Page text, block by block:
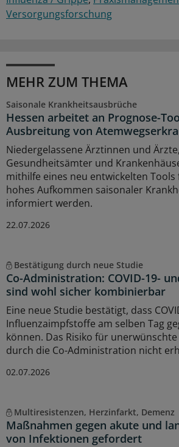
Versorgungsforschung
MEHR ZUM THEMA
Saisonale Krankheitsausbrüche
Hessen arbeitet an Prognose-
Ausbreitung von
Niedergelassene Ärztinnen und Ärzte,
Gesundheitsämter und
mithilfe eines neu entwickelten
hohes Aufkommen saisonaler
informiert werden.
22.07.2026
Bestätigung durch neue Studie
Co-Administration: COVID-19-
sind wohl sicher kombinierbar
Eine neue Studie bestätigt, dass
Influenzaimpfstoffe am selben Tag
können. Das Risiko für
durch die Co-Administration nicht
02.07.2026
Multiresistenzen, Herzinfarkt, Demenz
Maßnahmen gegen akute und
von Infektionen gefordert